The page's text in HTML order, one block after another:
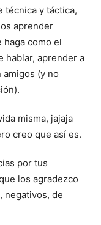
técnica y táctica,
aprender
haga como el
hablar, aprender a
(y no
misma, jajaja
creo que así es.
por tus
los agradezco
negativos, de